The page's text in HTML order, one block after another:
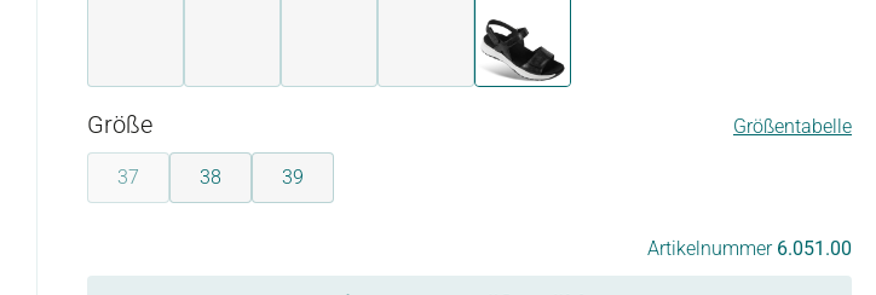
schwarz
Größeauswählen Größentabelle
37(Diese Option ist zurzeit nicht verfügbar.)
38 39
Artikelnummer 6.051.00